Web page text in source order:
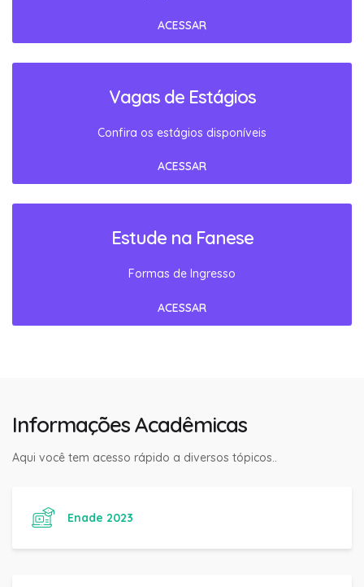
ACESSAR
Vagas de Estágios
Confira os estágios disponíveis
ACESSAR
Estude na Fanese
Formas de Ingresso
ACESSAR
Informações Acadêmicas
Aqui você tem acesso rápido a diversos tópicos..
Enade 2023